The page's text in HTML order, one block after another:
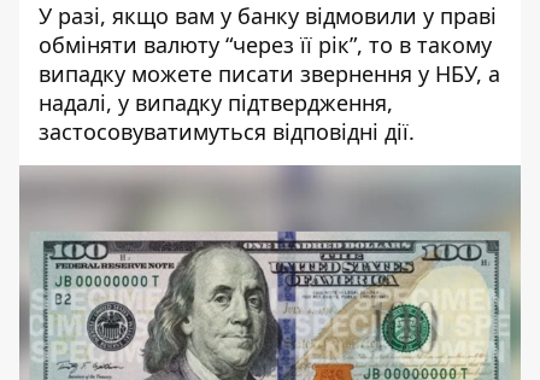
У разі, якщо вам у банку відмовили у праві
обміняти валюту “через її рік”, то в такому
випадку можете писати звернення у НБУ, а
надалі, у випадку підтвердження,
застосовуватимуться відповідні дії.